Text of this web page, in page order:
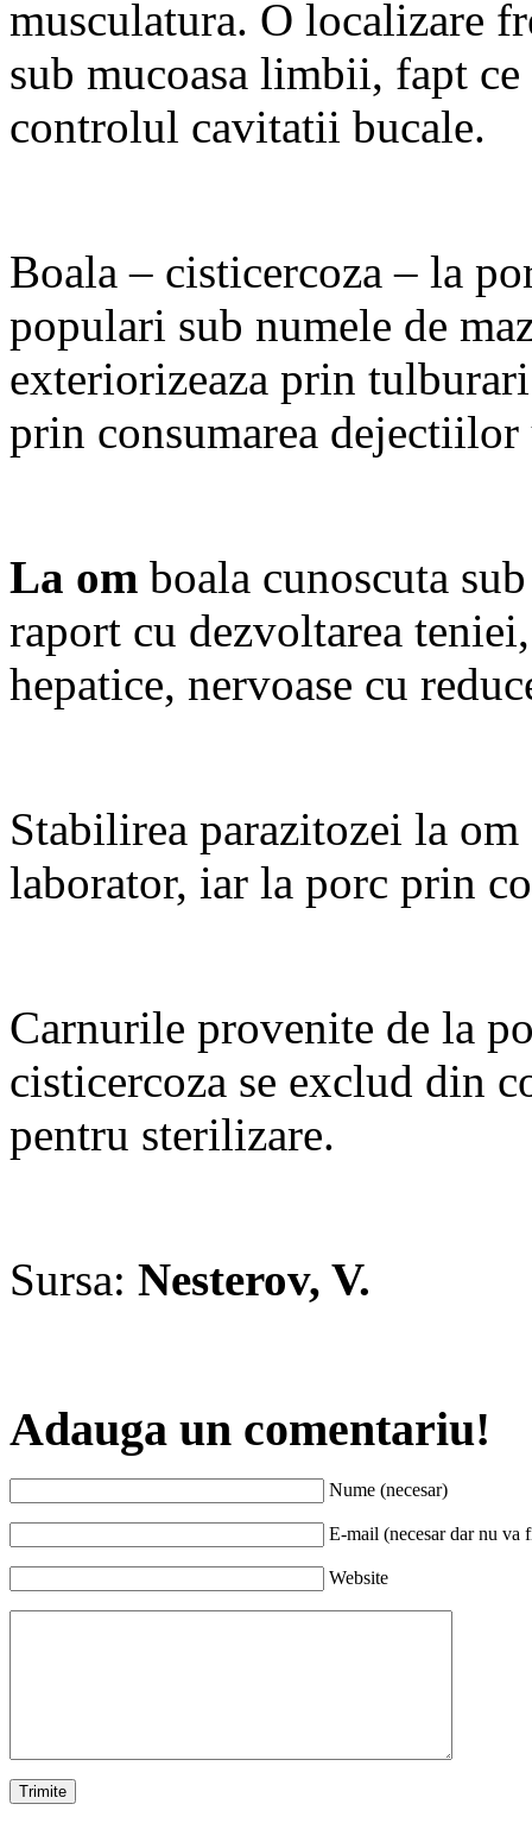
musculatura. O localizare
sub mucoasa limbii, fapt
controlul cavitatii bucale.
Boala – cisticercoza – la
populari sub numele de
exteriorizeaza prin
prin consumarea dejectiilor
La om boala cunoscuta
raport cu dezvoltarea
hepatice, nervoase cu
Stabilirea parazitozei la
laborator, iar la porc prin
Carnurile provenite de la
cisticercoza se exclud din
pentru sterilizare.
Sursa: Nesterov, V.
Adauga un comentariu!
Nume (necesar)
E-mail (necesar dar nu va
Website